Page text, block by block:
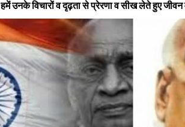
उनके विचारों व दृढ़ता से प्रेरणा व सीख लेते हुए जीवन